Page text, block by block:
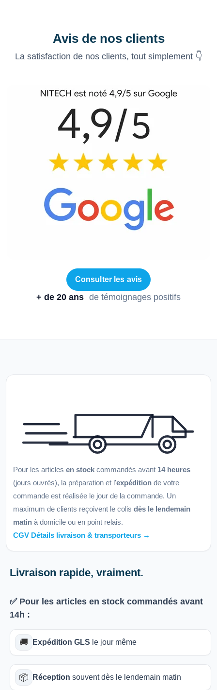
Avis de nos clients
La satisfaction de nos clients, tout simplement 👇
Consulter les avis
+ de 20 ans de témoignages positifs
Pour les articles en stock commandés avant 14 heures
(jours ouvrés), la préparation et l'expédition de votre
commande est réalisée le jour de la commande. Un
maximum de clients reçoivent le colis dès le lendemain
matin à domicile ou en point relais.
CGV Détails livraison & transporteurs →
Livraison rapide, vraiment.
✅ Pour les articles en stock commandés avant
14h :
🚚 Expédition GLS le jour même
📦 Réception souvent dès le lendemain matin